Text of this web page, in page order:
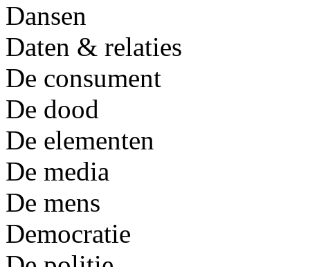
Dansen
Daten & relaties
De consument
De dood
De elementen
De media
De mens
Democratie